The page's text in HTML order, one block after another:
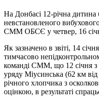
На Донбасі 12-річна дитина
невстановленого
СММ ОБСЄ у четвер, 16
Як зазначено в звіті, 14
тимчасово
команді СММ, що 12 січня з
уряду Міусинська (62 км
річного хлопчика з
оцінкою, в результаті